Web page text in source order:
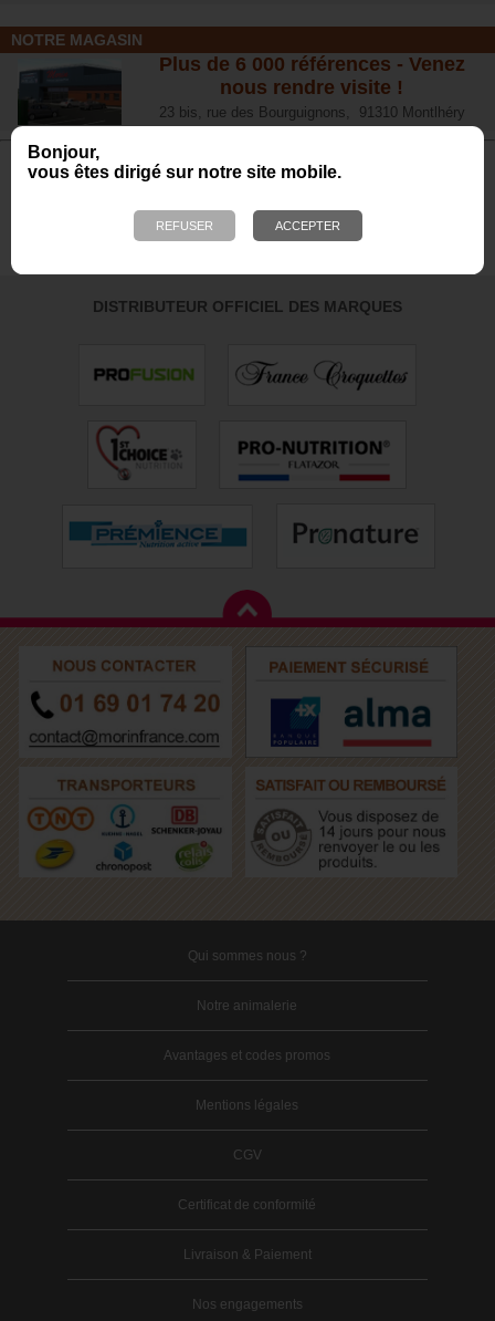
Bonjour,
vous êtes dirigé sur notre site mobile.
NOTRE MAGASIN
Plus de 6 000 références - Venez
nous rendre visite !
23 bis, rue des Bourguignons, 91310 Montlhéry
Avis de nos Clients
derniers mois. *
4.65/5
DISTRIBUTEUR OFFICIEL DES MARQUES
Qui sommes nous ?
Notre animalerie
Avantages et codes promos
Mentions légales
CGV
Certificat de conformité
Livraison & Paiement
Nos engagements